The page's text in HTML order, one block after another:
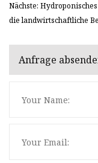
Nächste:
die landwirtschaftliche
Anfrage